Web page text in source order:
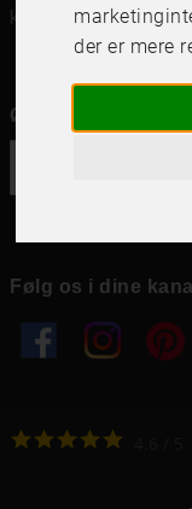
der er mere
Ønsker du vores
Følg os i dine